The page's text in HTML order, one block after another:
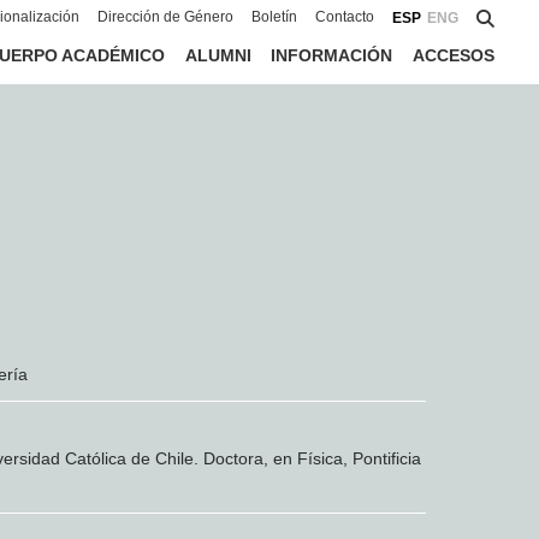
Dirección de Género Boletín Contacto ESP ENG
ACADÉMICO ALUMNI INFORMACIÓN ACCESOS
Católica de Chile. Doctora, en Física, Pontificia